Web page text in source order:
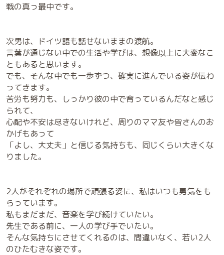
戦の真っ最中です。
次男は、ドイツ語も話せないままの渡航。
言葉が通じない中での生活や学びは、想像以上に大変なこ
ともあると思います。
でも、そんな中でも一歩ずつ、確実に進んでいる姿が伝わ
ってきます。
苦労も努力も、しっかり彼の中で育っているんだなと感じ
られて、
心配や不安は尽きないけれど、周りのママ友や皆さんのお
かげもあって
「よし、大丈夫」と信じる気持ちも、同じくらい大きくな
りました。
2人がそれぞれの場所で頑張る姿に、私はいつも勇気をも
らっています。
私もまだまだ、音楽を学び続けていたい。
先生である前に、一人の学び手でいたい。
そんな気持ちにさせてくれるのは、間違いなく、若い2人
のひたむきな姿です。